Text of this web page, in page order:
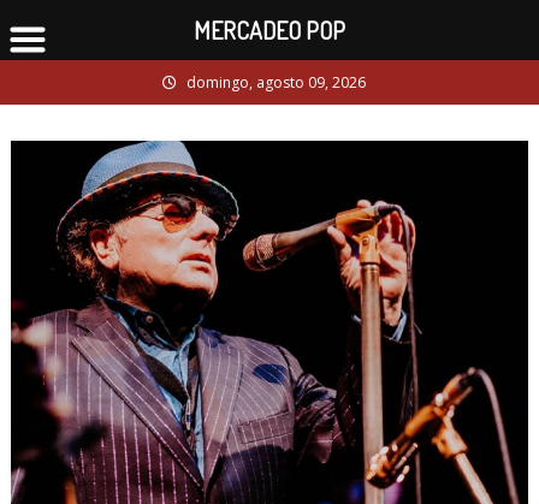
to
domingo, agosto 09, 2026
MERCADEO POP